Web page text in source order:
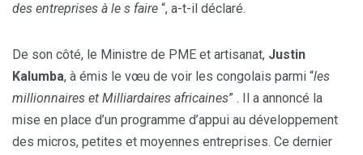
des entreprises à le s faire “, a-t-il déclaré.
De son côté, le Ministre de PME et artisanat, Justin
Kalumba, à émis le vœu de voir les congolais parmi “les
millionnaires et Milliardaires africaines” . Il a annoncé la
mise en place d’un programme d’appui au développement
des micros, petites et moyennes entreprises. Ce dernier